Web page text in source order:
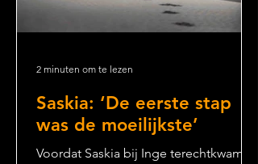
Saskia: ‘De eerste stap
was de moeilijkste’
Voordat Saskia bij Inge terechtkwam,
2 minuten om te lezen